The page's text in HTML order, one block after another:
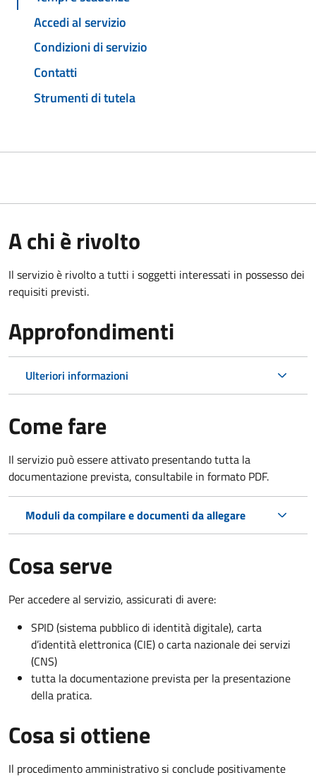
Accedi al servizio
Condizioni di servizio
Contatti
Strumenti di tutela
A chi è rivolto
Il servizio è rivolto a tutti i soggetti interessati in possesso dei
requisiti previsti.
Approfondimenti
Ulteriori informazioni
Come fare
Il servizio può essere attivato presentando tutta la
documentazione prevista, consultabile in formato PDF.
Moduli da compilare e documenti da allegare
Cosa serve
Per accedere al servizio, assicurati di avere:
SPID (sistema pubblico di identità digitale), carta
d’identità elettronica (CIE) o carta nazionale dei servizi
(CNS)
tutta la documentazione prevista per la presentazione
della pratica.
Cosa si ottiene
Il procedimento amministrativo si conclude positivamente